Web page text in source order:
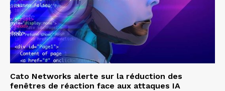
Cato Networks alerte sur la réduction des
fenêtres de réaction face aux attaques IA